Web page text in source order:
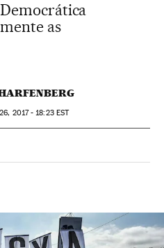
as
26, 2017 - 18:23EST
Sociales